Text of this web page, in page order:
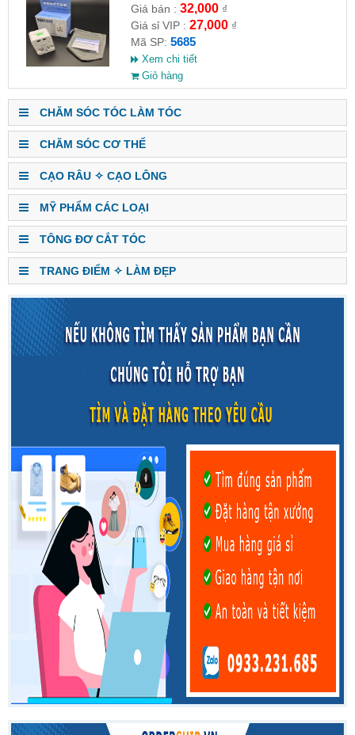
Giá bán : 32,000₫
Giá sỉ VIP : 27,000₫
Mã SP: 5685
Xem chi tiết
Giỏ hàng
CHĂM SÓC TÓC LÀM TÓC
CHĂM SÓC CƠ THỂ
CẠO RÂU ✧ CẠO LÔNG
MỸ PHẨM CÁC LOẠI
TÔNG ĐƠ CẮT TÓC
TRANG ĐIỂM ✧ LÀM ĐẸP